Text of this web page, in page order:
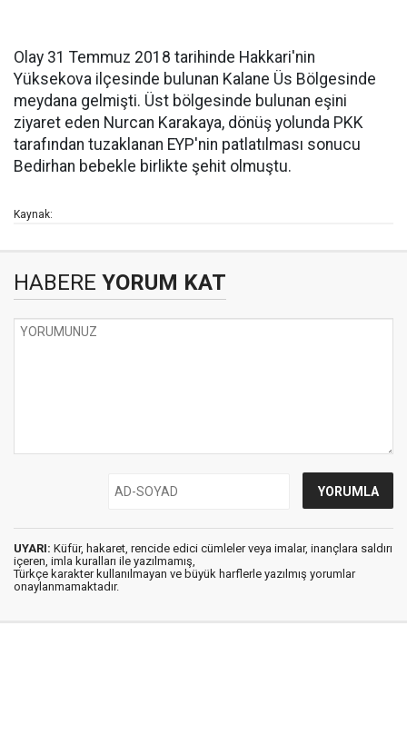
Olay 31 Temmuz 2018 tarihinde Hakkari'nin
Yüksekova ilçesinde bulunan Kalane Üs Bölgesinde
meydana gelmişti. Üst bölgesinde bulunan eşini
ziyaret eden Nurcan Karakaya, dönüş yolunda PKK
tarafından tuzaklanan EYP'nin patlatılması sonucu
Bedirhan bebekle birlikte şehit olmuştu.
Kaynak:
HABERE YORUM KAT
UYARI: Küfür, hakaret, rencide edici cümleler veya imalar, inançlara saldırı
içeren, imla kuralları ile yazılmamış,
Türkçe karakter kullanılmayan ve büyük harflerle yazılmış yorumlar
onaylanmamaktadır.